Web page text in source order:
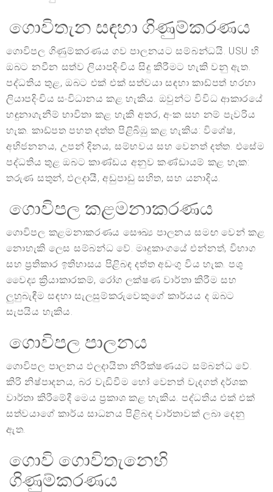
ගොවිතැන සඳහා ගිණුම්කරණය
ගොවිපල ගිණුම්කරණය ගව පාලනයට සම්බන්ධයි. USU හි
ඔබට නවීන සත්ව ලියාපදිංචිය සිදු කිරීමට හැකි වනු ඇත.
පද්ධතිය තුළ, ඔබට එක් එක් සත්වයා සඳහා කාඩ්පත් හරහා
ලියාපදිංචිය සංවිධානය කළ හැකිය. ඔවුන්ට විවිධ ආකාරයේ
හඳුනාගැනීම් භාවිතා කළ හැකි අතර, අංක සහ නම් පැවරිය
හැක. කාඩ්පත පහත දත්ත පිළිබිඹු කළ හැකිය: විශේෂ,
අභිජනනය, උපන් දිනය, සම්භවය සහ වෙනත් දත්ත. එසේම
පද්ධතිය තුළ ඔබට කාණ්ඩය අනුව කණ්ඩායම් කළ හැක:
තරුණ සතුන්, ඵලදායී, අඩුපාඩු සහිත, සහ යනාදිය.
ගොවිපල කළමනාකරණය
ගොවිපල කළමනාකරණය සෞඛ්‍ය පාලනය සමඟ වෙන් කළ
නොහැකි ලෙස සම්බන්ධ වේ. මෘදුකාංගයේ එන්නත්, විභාග
සහ ප්‍රතිකාර ඉතිහාසය පිළිබඳ දත්ත අඩංගු විය හැක. පශු
වෛද්‍ය ක්‍රියාකාරකම්, රෝග ලක්ෂණ වාර්තා කිරීම සහ
ලුහුබැඳීම සඳහා සැලසුම්කරුවෙකුගේ කාර්යය ද ඔබට
සැපයිය හැකිය.
ගොවිපල පාලනය
ගොවිපල පාලනය ඵලදායිතා නිරීක්ෂණයට සම්බන්ධ වේ.
කිරි නිෂ්පාදනය, බර වැඩිවීම හෝ වෙනත් වැදගත් දර්ශක
වාර්තා කිරීමේදී මෙය ප්‍රකාශ කළ හැකිය. පද්ධතිය එක් එක්
සත්වයාගේ කාර්ය සාධනය පිළිබඳ වාර්තාවක් ලබා දෙනු
ඇත.
ගොවි ගොවිතැනෙහි
ගිණුම්කරණය